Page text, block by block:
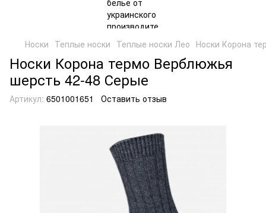
Носки Теплые носки Теплые носки Лео Носки Корона
Носки Корона термо Верблюжья
шерсть 42-48 Серые
Артикул: 6501001651 Оставить отзыв